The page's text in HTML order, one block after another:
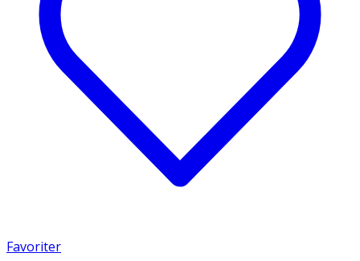
Favoriter